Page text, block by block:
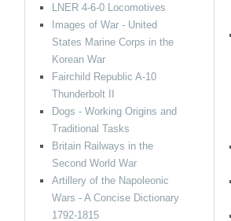
LNER 4-6-0 Locomotives
Images of War - United
States Marine Corps in the
Korean War
Fairchild Republic A-10
Thunderbolt II
Dogs - Working Origins and
Traditional Tasks
Britain Railways in the
Second World War
Artillery of the Napoleonic
Wars - A Concise Dictionary
1792-1815